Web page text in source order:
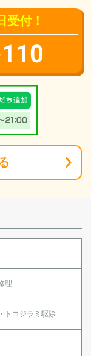
付！
理
トコジラミ駆除